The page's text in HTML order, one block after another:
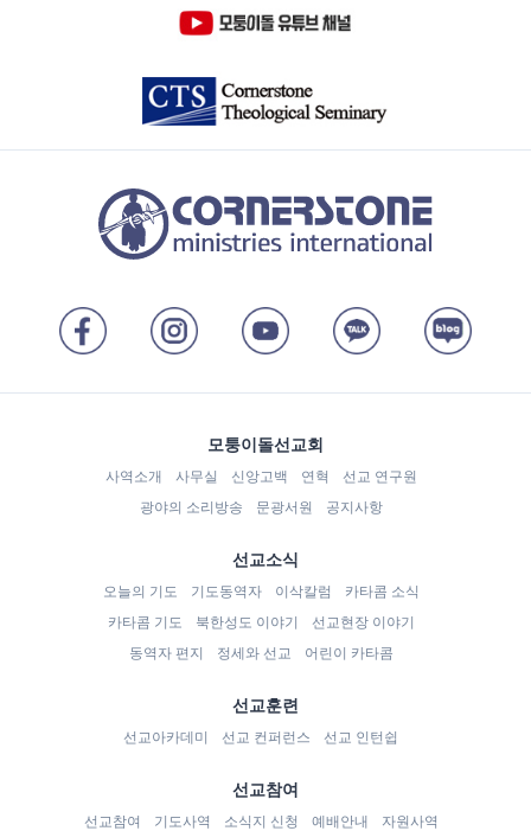
모퉁이돌선교회
사역소개 사무실 신앙고백 연혁
선교 연구원
광야의 소리방송
문광서원 공지사항
선교소식
오늘의 기도 기도동역자 이삭칼럼
카타콤 소식
카타콤 기도
북한성도 이야기
선교현장 이야기
동역자 편지
정세와 선교 어린이 카타콤
선교훈련
선교아카데미 선교 컨퍼런스 선교 인턴쉽
선교참여
선교참여 기도사역 소식지 신청 예배안내
자원사역